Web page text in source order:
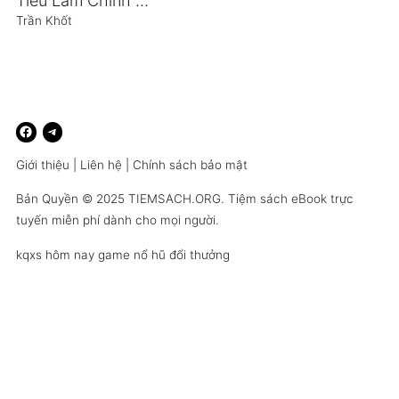
Trần Khốt
Giới thiệu Liên hệ Chính sách bảo mật
Bản Quyền © 2025 TIEMSACH.ORG. Tiệm sách eBook trực
tuyến miễn phí dành cho mọi người.
kqxs hôm nay game nổ hũ đổi thưởng